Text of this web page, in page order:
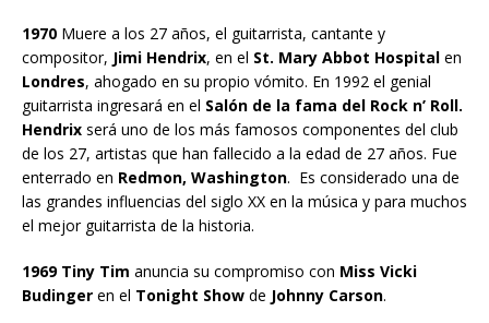
1970 Muere a los 27 años, el guitarrista, cantante y
compositor, Jimi Hendrix, en el St. Mary Abbot Hospital en
Londres, ahogado en su propio vómito. En 1992 el genial
guitarrista ingresará en el Salón de la fama del Rock n’ Roll.
Hendrix será uno de los más famosos componentes del club
de los 27, artistas que han fallecido a la edad de 27 años. Fue
enterrado en Redmon, Washington. Es considerado una de
las grandes influencias del siglo XX en la música y para muchos
el mejor guitarrista de la historia.
1969 Tiny Tim anuncia su compromiso con Miss Vicki
Budinger en el Tonight Show de Johnny Carson.